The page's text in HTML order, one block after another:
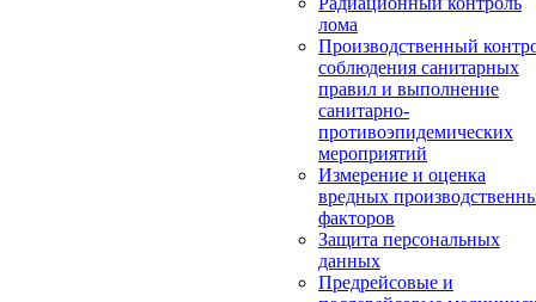
лома
Производственный
соблюдения санитарных
правил и выполнение
санитарно-
противоэпидемических
мероприятий
Измерение и оценка
вредных
факторов
Защита персональных
данных
Предрейсовые и